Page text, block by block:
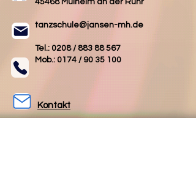
45468 Mülheim an der Ruhr
tanzschule@jansen-mh.de
Tel.: 0208 / 883 88 567
Mob.: 0174 / 90 35 100
Kontakt